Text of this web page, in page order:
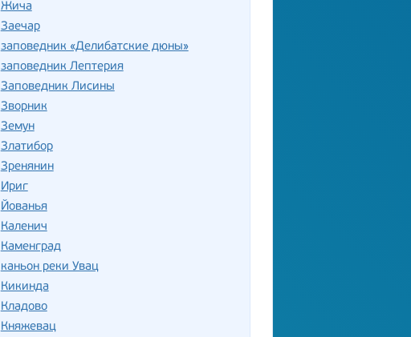
Жича
Заечар
заповедник «Делибатские дюны»
заповедник Лептерия
Заповедник Лисины
Зворник
Земун
Златибор
Зренянин
Ириг
Йованья
Каленич
Каменград
каньон реки Увац
Кикинда
Кладово
Княжевац